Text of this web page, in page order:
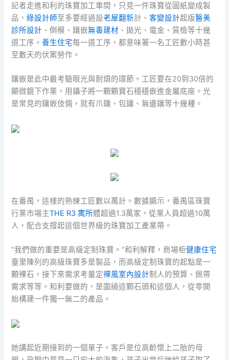
記者走進和利的珠寶加工車間，只見一件珠寶從圖紙變成製
品，綠設計師至多要經過設老屋翻新計、客變設計起版醫美
診所設計 、倒模、鑲嵌無毒建材 、拋光、電金、質檢等十幾
道工序。養生住宅每一道工序，都意味著一名工匠數小時甚
至數天的伏案勞作。
鑲嵌是此中最考驗眼光與耐煩的環節。工匠要在20到30倍的
顯微鏡下作業，用鑷子將一顆顆寶石穩穩嵌進金屬底座。光
是常見的鑲嵌伎倆，就有爪鑲、包鑲、無邊鑲等十幾種。
在番禺，這樣的熟練工匠數以萬計。數據顯示，番禺區珠寶
行業市場主THE R3 寓所體超過1.3萬家，從業人員超過10萬
人，配合支撐起這個世界級的珠寶加工產業帶。
“我們做的重要是高級定制珠寶。”和利解釋，商場柜健康住宅
臺里陳列的高級珠寶多是製品，而高級定制珠寶的起點是一
顆裸石，接下來需求考量定禪風室內設計制人的預算、佩帶
需求等等。和利要做的，是圍繞這顆石頭和這個人，從零開
始構建一件獨一無二的產品。
她講起近期接到的一個單子。客戶是位高齡懷上二胎的母